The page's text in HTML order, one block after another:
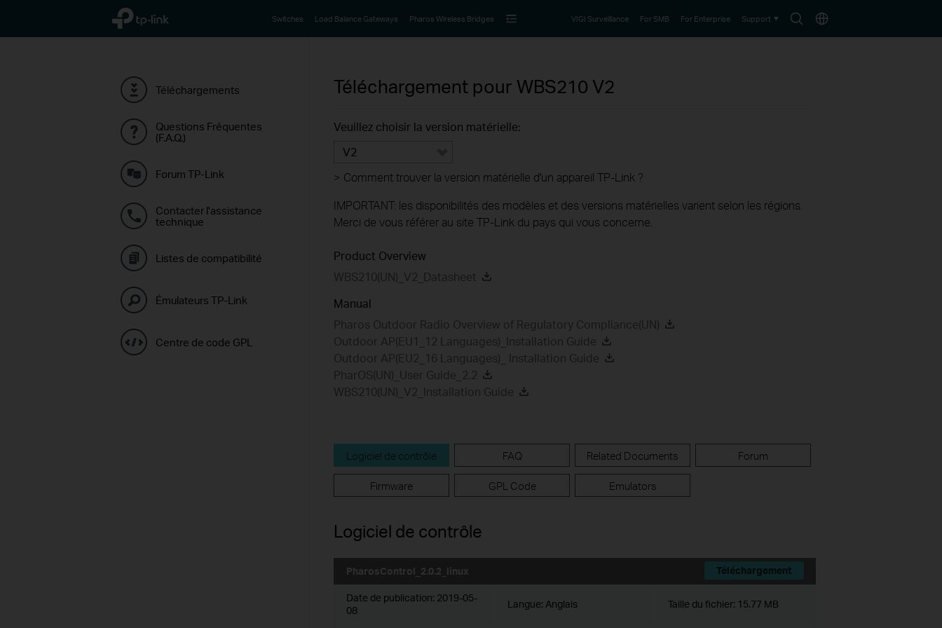
TP-Link, Reliably Smart
SearchChoose
Switches Load Balance Gateways Pharos Wireless Bridges VIGI Surveillance For SMB For Enterprise Support
Téléchargements
Questions Fréquentes
(F.A.Q.)
Forum TP-Link
Contacter l'assistance
technique
Listes de compatibilité
Émulateurs TP-Link
Centre de code GPL
Téléchargement pour WBS210 V2
Veuillez choisir la version matérielle:
V2
> Comment trouver la version matérielle d'un appareil TP-Link ?
IMPORTANT: les disponibilités des modèles et des versions matérielles varient selon les régions.
Merci de vous référer au site TP-Link du pays qui vous concerne.
Product Overview
WBS210(UN)_V2_Datasheet
Manual
Pharos Outdoor Radio Overview of Regulatory Compliance(UN)
Outdoor AP(EU1_12 Languages)_Installation Guide
Outdoor AP(EU2_16 Languages)_ Installation Guide
PharOS(UN)_User Guide_2.2
WBS210(UN)_V2_Installation Guide
Logiciel de contrôle FAQ Related Documents Forum
Firmware GPL Code Emulators
Logiciel de contrôle
PharosControl_2.0.2_linux Téléchargement
Date de publication: 2019-05-
08
Langue: Anglais Taille du fichier: 15.77 MB